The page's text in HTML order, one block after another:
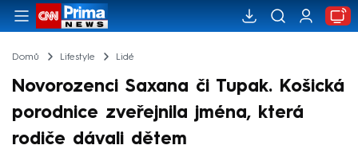
Domů Lifestyle Lidé
Novorozenci Saxana či Tupak. Košická
porodnice zveřejnila jména, která
rodiče dávali dětem